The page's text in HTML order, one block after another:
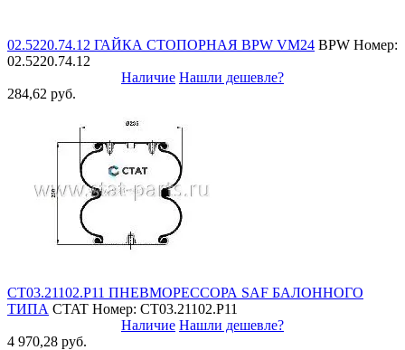
02.5220.74.12 ГАЙКА СТОПОРНАЯ BPW VM24 BPW Номер:
02.5220.74.12
Наличие Нашли дешевле?
284,62 руб.
СТ03.21102.P11 ПНЕВМОРЕССОРА SAF БАЛОННОГО
ТИПА CTAT Номер: СТ03.21102.P11
Наличие Нашли дешевле?
4 970,28 руб.